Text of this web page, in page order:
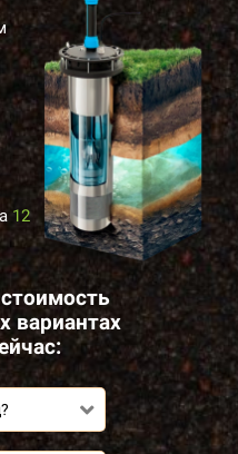
12
вариантах